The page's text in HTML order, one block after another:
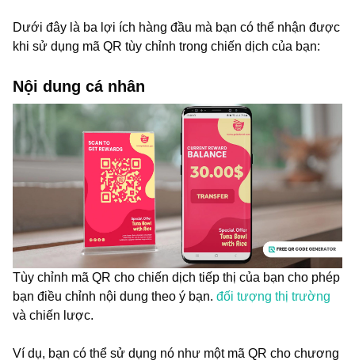
Dưới đây là ba lợi ích hàng đầu mà bạn có thể nhận được
khi sử dụng mã QR tùy chỉnh trong chiến dịch của bạn:
Nội dung cá nhân
Tùy chỉnh mã QR cho chiến dịch tiếp thị của bạn cho phép
bạn điều chỉnh nội dung theo ý bạn. đối tượng thị trường
và chiến lược.
Ví dụ, bạn có thể sử dụng nó như một mã QR cho chương